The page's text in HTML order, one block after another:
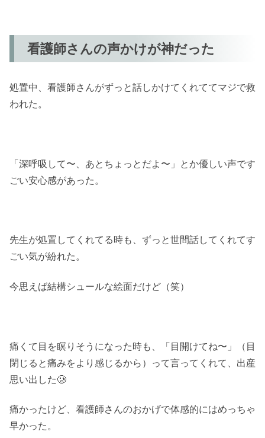
看護師さんの声かけが神だった
処置中、看護師さんがずっと話しかけてくれててマジで救
われた。
「深呼吸して〜、あとちょっとだよ〜」とか優しい声です
ごい安心感があった。
先生が処置してくれてる時も、ずっと世間話してくれてす
ごい気が紛れた。
今思えば結構シュールな絵面だけど（笑）
痛くて目を瞑りそうになった時も、「目開けてね〜」（目
閉じると痛みをより感じるから）って言ってくれて、出産
思い出した🥲
痛かったけど、看護師さんのおかげで体感的にはめっちゃ
早かった。